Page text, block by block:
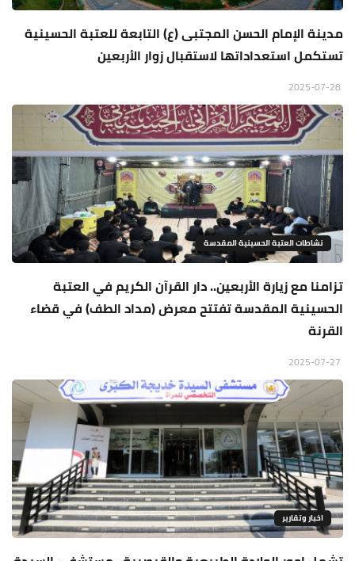
مدينة الإمام الحسن المجتبى (ع) التابعة للعتبة الحسينية
تستكمل استعداداتها لاستقبال زوار الأربعين
نشاطات العتبة الحسينية المقدسة
تزامنا مع زيارة الأربعين.. دار القرآن الكريم في العتبة
الحسينية المقدسة تفتتح معرض (مداد الطف) في قضاء
القرنة
اخبار وتقارير